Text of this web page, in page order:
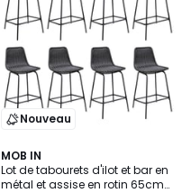
Nouveau
MOB IN
Lot de tabourets d'ilot et bar en
métal et assise en rotin 65cm
2
Couleurs